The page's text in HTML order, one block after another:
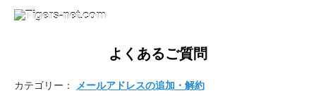
よくあるご質問
カテゴリー： メールアドレスの追加・解約